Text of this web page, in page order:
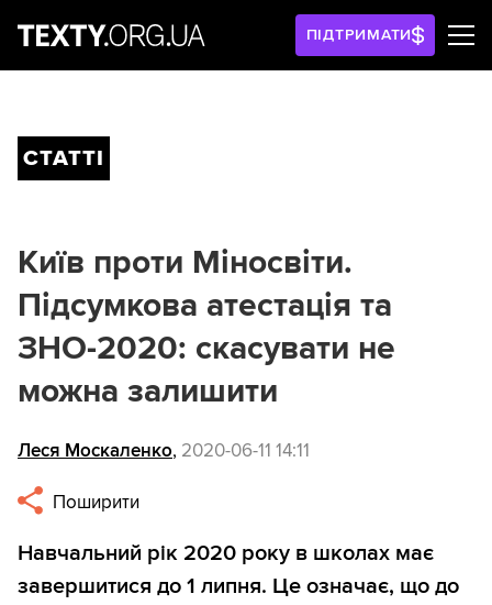
ПІДТРИМАТИ
СТАТТІ
Київ проти Міносвіти.
Підсумкова атестація та
ЗНО-2020: скасувати не
можна залишити
Леся Москаленко, 2020-06-11 14:11
Поширити
Навчальний рік 2020 року в школах має
завершитися до 1 липня. Це означає, що до